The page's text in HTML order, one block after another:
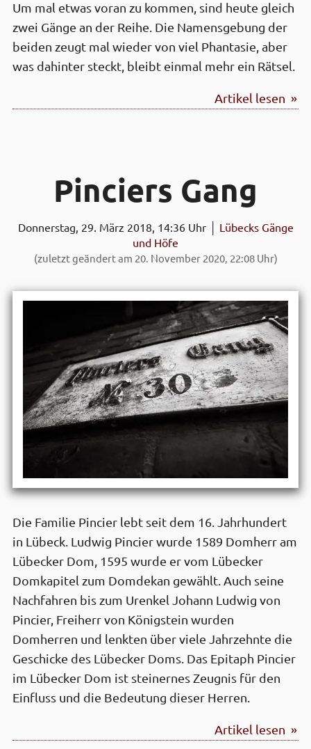
Um mal etwas voran zu kommen, sind heute gleich
zwei Gänge an der Reihe. Die Namensgebung der
beiden zeugt mal wieder von viel Phantasie, aber
was dahinter steckt, bleibt einmal mehr ein Rätsel.
Artikel lesen »
Pinciers Gang
Donnerstag, 29. März 2018, 14:36 Uhr │ Lübecks Gänge
und Höfe
(zuletzt geändert am 20. November 2020, 22:08 Uhr)
Die Familie Pincier lebt seit dem 16. Jahrhundert
in Lübeck. Ludwig Pincier wurde 1589 Domherr am
Lübecker Dom, 1595 wurde er vom Lübecker
Domkapitel zum Domdekan gewählt. Auch seine
Nachfahren bis zum Urenkel Johann Ludwig von
Pincier, Freiherr von Königstein wurden
Domherren und lenkten über viele Jahrzehnte die
Geschicke des Lübecker Doms. Das Epitaph Pincier
im Lübecker Dom ist steinernes Zeugnis für den
Einfluss und die Bedeutung dieser Herren.
Artikel lesen »